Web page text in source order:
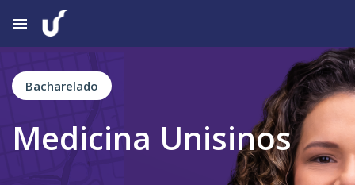
menu
Bacharelado
Medicina Unisinos